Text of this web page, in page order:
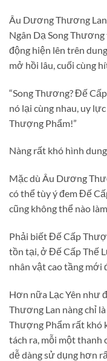
Âu Dương Thương
Ngân Dạ Song
động hiện lên trên
mở hồi lâu, cuối cùng
“Song Thương? Đế
nó lại cùng nhau, uy
Thượng Phẩm!”
Nàng rất khó hình
Mặc dù Âu Dương
có thể tùy ý đem Đế
cũng không thể nào
Phải biết Đế Cấp
tồn tại, ở Đế Cấp Thế
nhân vật cao tầng mới
Hơn nữa Lạc Yên như
Thương Lan nàng chỉ
Thượng Phẩm rất khó
tách ra, mỗi một thanh
dễ dàng sử dụng hơn